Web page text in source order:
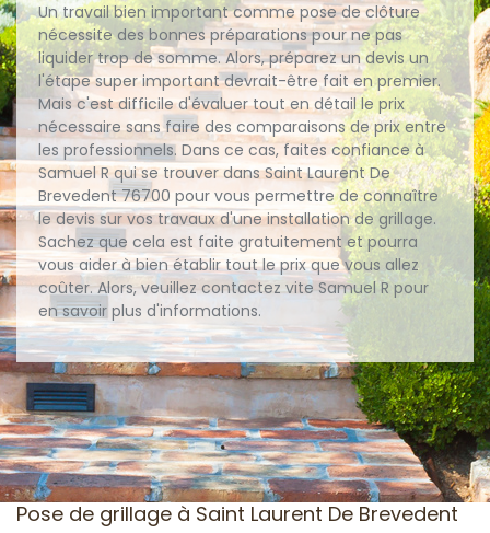
Un travail bien important comme pose de clôture
nécessite des bonnes préparations pour ne pas
liquider trop de somme. Alors, préparez un devis un
l'étape super important devrait-être fait en premier.
Mais c'est difficile d'évaluer tout en détail le prix
nécessaire sans faire des comparaisons de prix entre
les professionnels. Dans ce cas, faites confiance à
Samuel R qui se trouver dans Saint Laurent De
Brevedent 76700 pour vous permettre de connaître
le devis sur vos travaux d'une installation de grillage.
Sachez que cela est faite gratuitement et pourra
vous aider à bien établir tout le prix que vous allez
coûter. Alors, veuillez contactez vite Samuel R pour
en savoir plus d'informations.
Pose de grillage à Saint Laurent De Brevedent